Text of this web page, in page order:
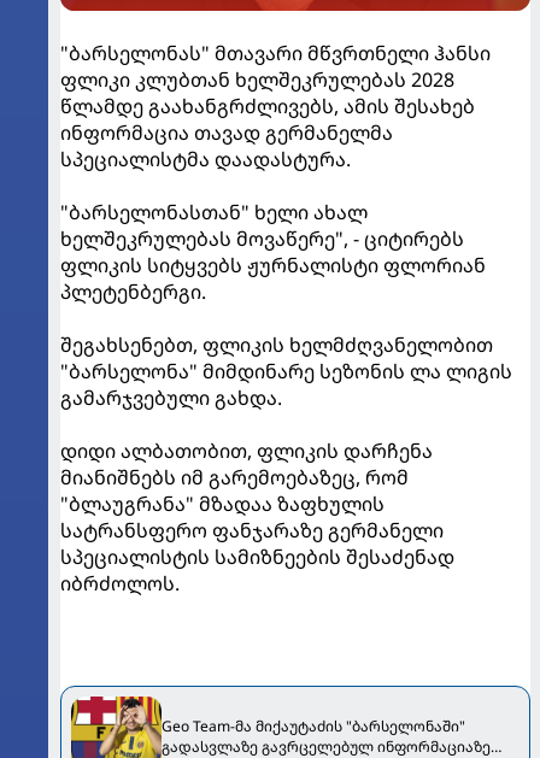
"ბარსელონას" მთავარი მწვრთნელი ჰანსი
ფლიკი კლუბთან ხელშეკრულებას 2028
წლამდე გაახანგრძლივებს, ამის შესახებ
ინფორმაცია თავად გერმანელმა
სპეციალისტმა დაადასტურა.
"ბარსელონასთან" ხელი ახალ
ხელშეკრულებას მოვაწერე", - ციტირებს
ფლიკის სიტყვებს ჟურნალისტი ფლორიან
პლეტენბერგი.
შეგახსენებთ, ფლიკის ხელმძღვანელობით
"ბარსელონა" მიმდინარე სეზონის ლა ლიგის
გამარჯვებული გახდა.
დიდი ალბათობით, ფლიკის დარჩენა
მიანიშნებს იმ გარემოებაზეც, რომ
"ბლაუგრანა" მზადაა ზაფხულის
სატრანსფერო ფანჯარაზე გერმანელი
სპეციალისტის სამიზნეების შესაძენად
იბრძოლოს.
Geo Team-მა მიქაუტაძის "ბარსელონაში"
გადასვლაზე გავრცელებულ ინფორმაციაზე